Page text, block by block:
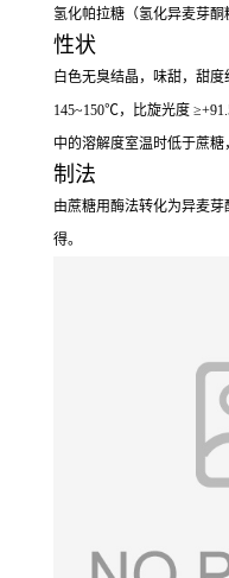
氢化帕拉糖（氢化异麦芽酮
性状
白色无臭结晶，味甜，甜
145~150℃，比旋光度
中的溶解度室温时低于蔗糖
制法
由蔗糖用酶法转化为异麦
得。